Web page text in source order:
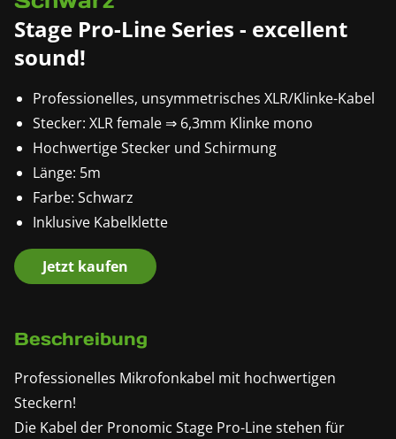
Stage Pro-Line Series - excellent
sound!
Professionelles, unsymmetrisches XLR/Klinke-Kabel
Stecker: XLR female ⇒ 6,3mm Klinke mono
Hochwertige Stecker und Schirmung
Länge: 5m
Farbe: Schwarz
Inklusive Kabelklette
Jetzt kaufen
Beschreibung
Professionelles Mikrofonkabel mit hochwertigen
Steckern!
Die Kabel der Pronomic Stage Pro-Line stehen für